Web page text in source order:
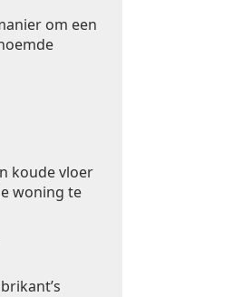
om een
koude vloer
woning te